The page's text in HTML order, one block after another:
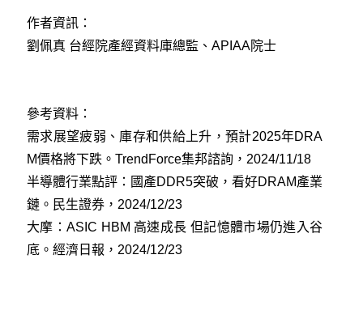
作者資訊：
劉佩真 台經院產經資料庫總監、APIAA院士
參考資料：
需求展望疲弱、庫存和供給上升，預計2025年DRA
M價格將下跌。TrendForce集邦諮詢，2024/11/18
半導體行業點評：國產DDR5突破，看好DRAM產業
鏈。民生證券，2024/12/23
大摩：ASIC HBM 高速成長 但記憶體市場仍進入谷
底。經濟日報，2024/12/23